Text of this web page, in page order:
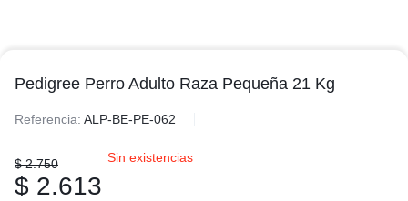
Pedigree Perro Adulto Raza Pequeña 21 Kg
Referencia: ALP-BE-PE-062
$2.750
$ 2.613
Sin existencias